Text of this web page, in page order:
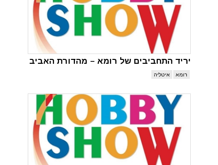
יריד התחביבים של רומא – מהדורת האביב
רומא איטליה